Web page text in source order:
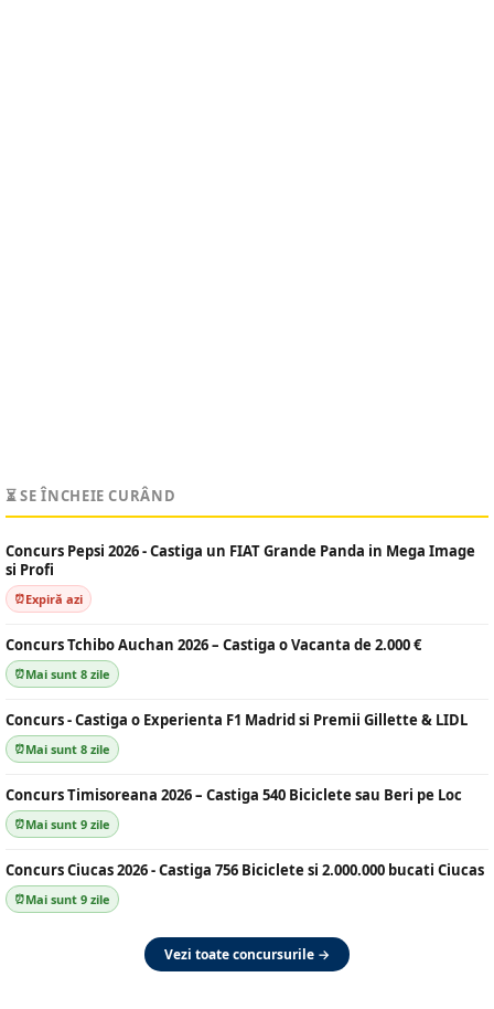
⏳ SE ÎNCHEIE CURÂND
Concurs Pepsi 2026 - Castiga un FIAT Grande Panda in Mega Image
si Profi
Expiră azi
Concurs Tchibo Auchan 2026 – Castiga o Vacanta de 2.000 €
Mai sunt 8 zile
Concurs - Castiga o Experienta F1 Madrid si Premii Gillette & LIDL
Mai sunt 8 zile
Concurs Timisoreana 2026 – Castiga 540 Biciclete sau Beri pe Loc
Mai sunt 9 zile
Concurs Ciucas 2026 - Castiga 756 Biciclete si 2.000.000 bucati Ciucas
Mai sunt 9 zile
Vezi toate concursurile →